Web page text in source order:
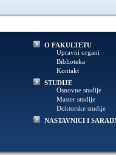
O FAKULTETU
Upravni organi
Biblioteka
Kontakt
STUDIJE
Osnovne studije
Master studije
Doktorske studije
NASTAVNICI I